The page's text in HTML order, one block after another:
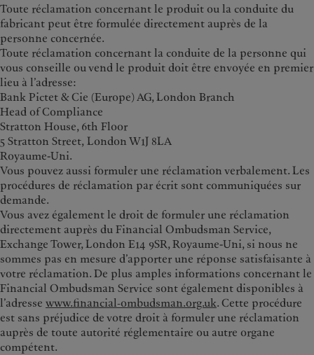
Toute réclamation concernant le produit ou la conduite du
fabricant peut être formulée directement auprès de la
personne concernée.
Toute réclamation concernant la conduite de la personne qui
vous conseille ou vend le produit doit être envoyée en premier
lieu à l’adresse:
Bank Pictet & Cie (Europe) AG, London Branch
Head of Compliance
Stratton House, 6th Floor
5 Stratton Street, London W1J 8LA
Royaume-Uni.
Vous pouvez aussi formuler une réclamation verbalement. Les
procédures de réclamation par écrit sont communiquées sur
demande.
Vous avez également le droit de formuler une réclamation
directement auprès du Financial Ombudsman Service,
Exchange Tower, London E14 9SR, Royaume-Uni, si nous ne
sommes pas en mesure d’apporter une réponse satisfaisante à
votre réclamation. De plus amples informations concernant le
Financial Ombudsman Service sont également disponibles à
l’adresse www.financial‑ombudsman.org.uk. Cette procédure
est sans préjudice de votre droit à formuler une réclamation
auprès de toute autorité réglementaire ou autre organe
compétent.